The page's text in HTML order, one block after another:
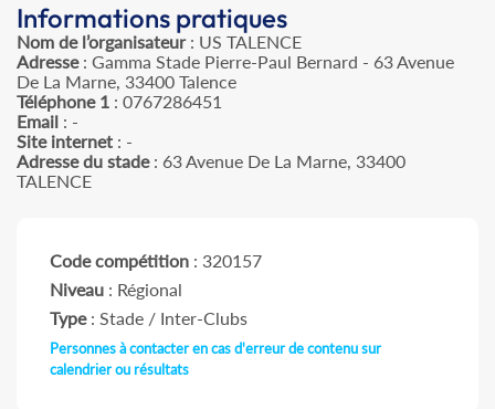
Informations pratiques
Nom de l’organisateur: US TALENCE
Adresse: Gamma Stade Pierre-Paul Bernard - 63 Avenue
De La Marne, 33400 Talence
Téléphone 1 : 0767286451
Email : -
Site internet : -
Adresse du stade: 63 Avenue De La Marne, 33400
TALENCE
Code compétition : 320157
Niveau : Régional
Type: Stade / Inter-Clubs
Personnes à contacter en cas d'erreur de contenu sur
calendrier ou résultats